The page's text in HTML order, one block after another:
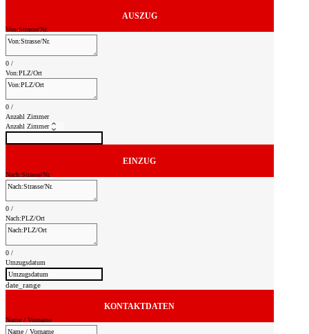
AUSZUG
Von:Strasse/Nr.
0 /
Von:PLZ/Ort
0 /
Anzahl Zimmer
EINZUG
Nach:Strasse/Nr.
0 /
Nach:PLZ/Ort
0 /
Umzugsdatum
date_range
KONTAKTDATEN
Name / Vorname